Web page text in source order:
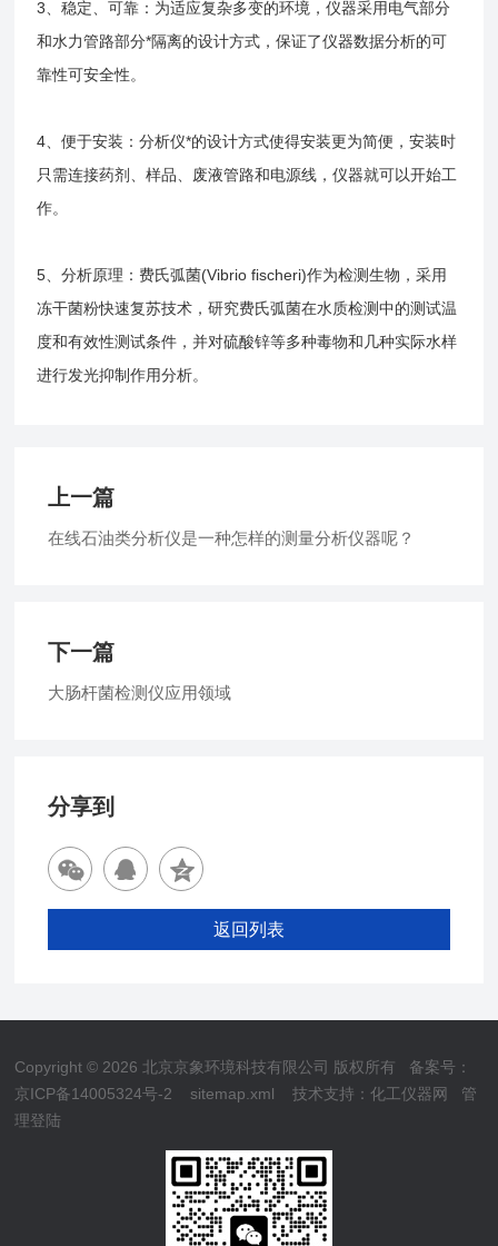
3、稳定、可靠：为适应复杂多变的环境，仪器采用电气部分
和水力管路部分*隔离的设计方式，保证了仪器数据分析的可
靠性可安全性。
4、便于安装：分析仪*的设计方式使得安装更为简便，安装时
只需连接药剂、样品、废液管路和电源线，仪器就可以开始工
作。
5、分析原理：费氏弧菌(Vibrio fischeri)作为检测生物，采用
冻干菌粉快速复苏技术，研究费氏弧菌在水质检测中的测试温
度和有效性测试条件，并对硫酸锌等多种毒物和几种实际水样
进行发光抑制作用分析。
上一篇
在线石油类分析仪是一种怎样的测量分析仪器呢？
下一篇
大肠杆菌检测仪应用领域
分享到
返回列表
Copyright © 2026 北京京象环境科技有限公司 版权所有 备案号：
京ICP备14005324号-2
sitemap.xml 技术支持：化工仪器网
管
理登陆